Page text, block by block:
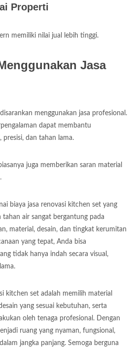
Properti
memiliki nilai jual lebih tinggi.
Jasa
menggunakan jasa profesional.
dapat membantu
presisi, dan tahan lama.
juga memberikan saran material
biaya jasa renovasi kitchen set yang
air sangat bergantung pada
material, desain, dan tingkat kerumitan
yang tepat, Anda bisa
tidak hanya indah secara visual,
kitchen set adalah memilih material
yang sesuai kebutuhan, serta
oleh tenaga profesional. Dengan
ruang yang nyaman, fungsional,
jangka panjang. Semoga berguna